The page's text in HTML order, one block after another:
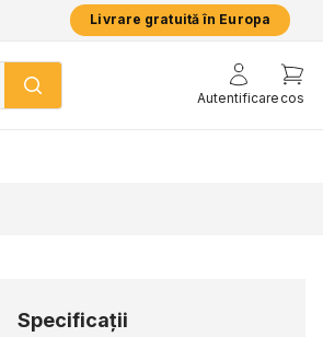
Livrare gratuită în Europa
Autentificare cos
Specificaţii